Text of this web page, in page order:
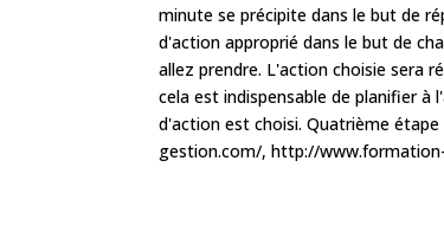
minute se précipite dans le but de
d'action approprié dans le but de
allez prendre. L'action choisie sera
cela est indispensable de planifier à
d'action est choisi. Quatrième
gestion.com/, http://